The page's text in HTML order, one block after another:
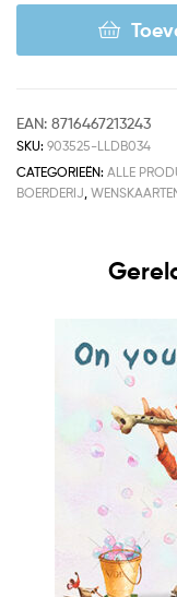
EAN: 8716467213243
SKU: 903525-LLDB034
CATEGORIEËN: ALLE
BOERDERIJ